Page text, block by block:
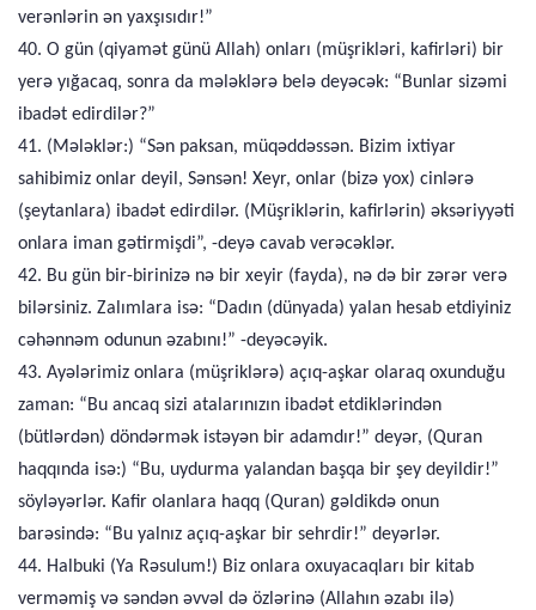
verənlərin ən yaxşısıdır!”
40. O gün (qiyamət günü Allah) onları (müşrikləri, kafirləri) bir
yerə yığacaq, sonra da mələklərə belə deyəcək: “Bunlar sizəmi
ibadət edirdilər?”
41. (Mələklər:) “Sən paksan, müqəddəssən. Bizim ixtiyar
sahibimiz onlar deyil, Sənsən! Xeyr, onlar (bizə yox) cinlərə
(şeytanlara) ibadət edirdilər. (Müşriklərin, kafirlərin) əksəriyyəti
onlara iman gətirmişdi”, -deyə cavab verəcəklər.
42. Bu gün bir-birinizə nə bir xeyir (fayda), nə də bir zərər verə
bilərsiniz. Zalımlara isə: “Dadın (dünyada) yalan hesab etdiyiniz
cəhənnəm odunun əzabını!” -deyəcəyik.
43. Ayələrimiz onlara (müşriklərə) açıq-aşkar olaraq oxunduğu
zaman: “Bu ancaq sizi atalarınızın ibadət etdiklərindən
(bütlərdən) döndərmək istəyən bir adamdır!” deyər, (Quran
haqqında isə:) “Bu, uydurma yalandan başqa bir şey deyildir!”
söyləyərlər. Kafir olanlara haqq (Quran) gəldikdə onun
barəsində: “Bu yalnız açıq-aşkar bir sehrdir!” deyərlər.
44. Halbuki (Ya Rəsulum!) Biz onlara oxuyacaqları bir kitab
verməmiş və səndən əvvəl də özlərinə (Allahın əzabı ilə)